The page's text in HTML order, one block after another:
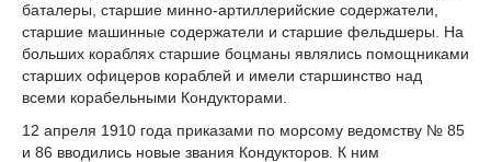
баталеры, старшие минно-артиллерийские содержатели,
старшие машинные содержатели и старшие фельдшеры. На
больших кораблях старшие боцманы являлись помощниками
старших офицеров кораблей и имели старшинство над
всеми корабельными Кондукторами.
12 апреля 1910 года приказами по морсому ведомству № 85
и 86 вводились новые звания Кондукторов. К ним